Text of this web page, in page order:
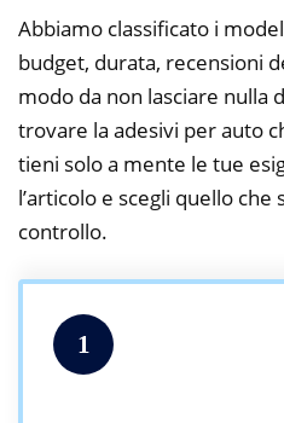
Abbiamo classificato i
budget, durata, recensioni
modo da non lasciare nulla
trovare la adesivi per auto
tieni solo a mente le tue
l’articolo e scegli quello che
controllo.
1